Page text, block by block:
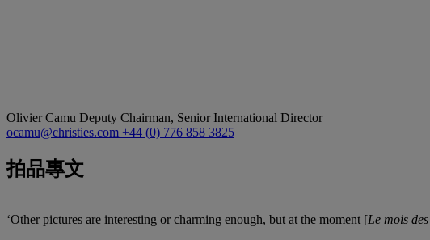
Olivier Camu Deputy Chairman, Senior International Director
ocamu@christies.com +44 (0) 776 858 3825
拍品專文
‘Other pictures are interesting or charming enough, but at the moment [Le mois